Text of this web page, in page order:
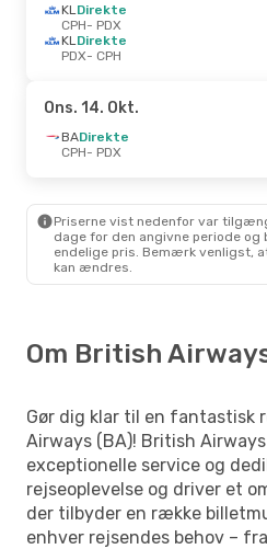
KLDirekte
CPH- PDX
KLDirekte
PDX- CPH
Ons. 14. Okt.
BADirekte
CPH- PDX
Priserne vist nedenfor var
dage for den angivne periode og
endelige pris. Bemærk venligst,
kan ændres.
Om British
Gør dig klar til en fantastisk
Airways (BA)! British
exceptionelle service og
rejseoplevelse og driver et
der tilbyder en række
enhver rejsendes behov –